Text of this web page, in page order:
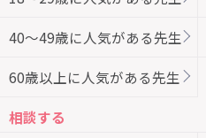
40～49歳に人気がある先生
60歳以上に人気がある先生
相談する